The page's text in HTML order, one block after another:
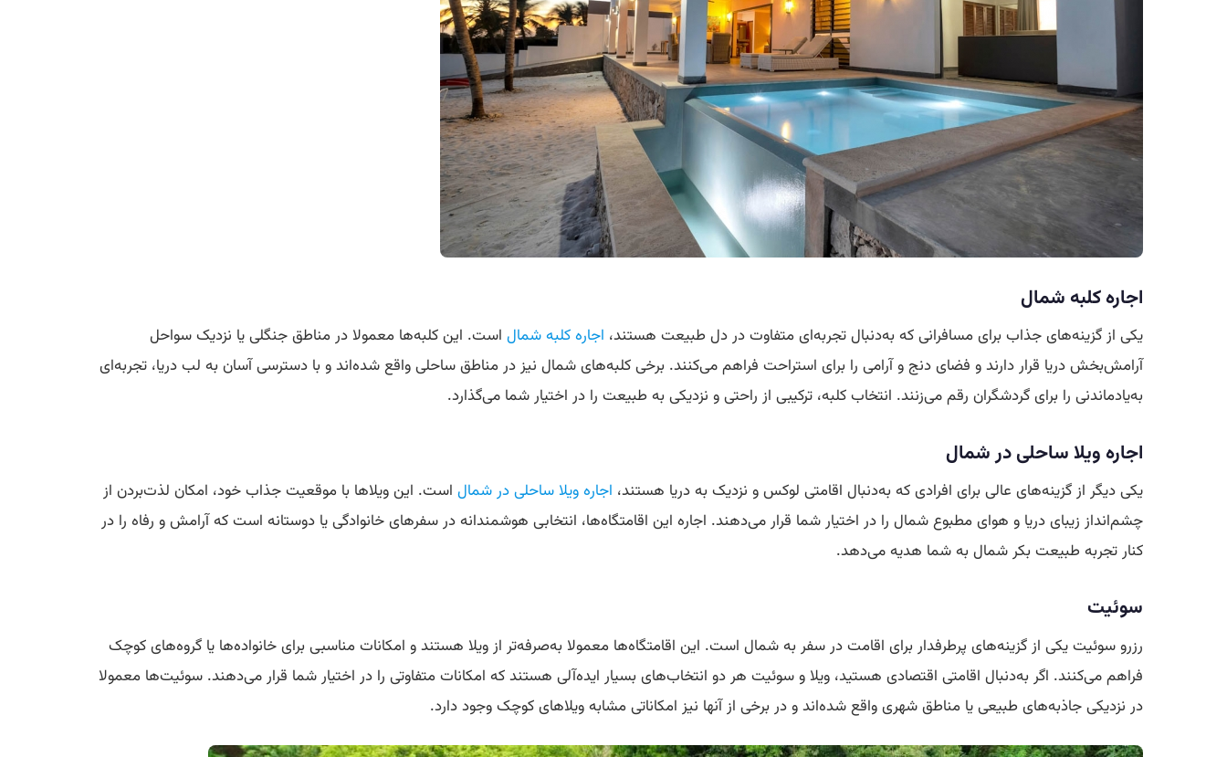
اجاره کلبه شمال
یکی از گزینه‌های جذاب برای مسافرانی که به‌دنبال تجربه‌ای متفاوت در دل طبیعت هستند، اجاره کلبه شمال است. این کلبه‌ها معمولا در مناطق جنگلی یا نزدیک سواحل
آرامش‌بخش دریا قرار دارند و فضای دنج و آرامی را برای استراحت فراهم می‌کنند. برخی کلبه‌های شمال نیز در مناطق ساحلی واقع شده‌اند و با دسترسی آسان به لب دریا، تجربه‌ای
به‌یادماندنی را برای گردشگران رقم می‌زنند. انتخاب کلبه، ترکیبی از راحتی و نزدیکی به طبیعت را در اختیار شما می‌گذارد.
اجاره ویلا ساحلی در شمال
یکی دیگر از گزینه‌های عالی برای افرادی که به‌دنبال اقامتی لوکس و نزدیک به دریا هستند، اجاره ویلا ساحلی در شمال است. این ویلاها با موقعیت جذاب خود، امکان لذت‌بردن از
چشم‌انداز زیبای دریا و هوای مطبوع شمال را در اختیار شما قرار می‌دهند. اجاره این اقامتگاه‌ها، انتخابی هوشمندانه در سفرهای خانوادگی یا دوستانه است که آرامش و رفاه را در
کنار تجربه طبیعت بکر شمال به شما هدیه می‌دهد.
سوئیت
رزرو سوئیت یکی از گزینه‌های پرطرفدار برای اقامت در سفر به شمال است. این اقامتگاه‌ها معمولا به‌صرفه‌تر از ویلا هستند و امکانات مناسبی برای خانواده‌ها یا گروه‌های کوچک
فراهم می‌کنند. اگر به‌دنبال اقامتی اقتصادی هستید، ویلا و سوئیت هر دو انتخاب‌های بسیار ایده‌آلی هستند که امکانات متفاوتی را در اختیار شما قرار می‌دهند. سوئیت‌ها معمولا
در نزدیکی جاذبه‌های طبیعی یا مناطق شهری واقع شده‌اند و در برخی از آنها نیز امکاناتی مشابه ویلاهای کوچک وجود دارد.